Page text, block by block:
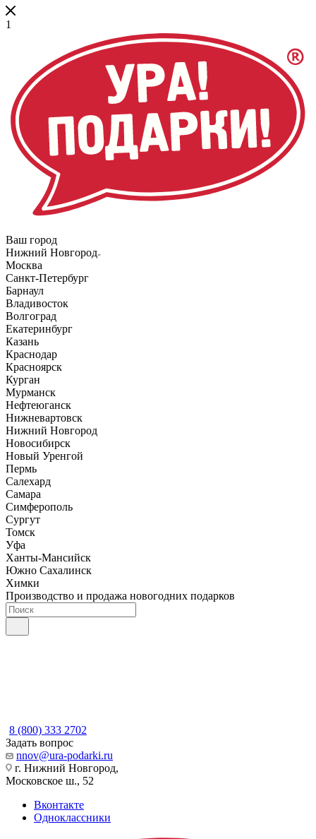
1
Ваш город
Нижний Новгород
Москва
Санкт-Петербург
Барнаул
Владивосток
Волгоград
Екатеринбург
Казань
Краснодар
Красноярск
Курган
Мурманск
Нефтеюганск
Нижневартовск
Нижний Новгород
Новосибирск
Новый Уренгой
Пермь
Салехард
Самара
Симферополь
Сургут
Томск
Уфа
Ханты-Мансийск
Южно Сахалинск
Химки
Производство и продажа новогодних подарков
8 (800) 333 2702
Задать вопрос
nnov@ura-podarki.ru
г. Нижний Новгород,
Московское ш., 52
Вконтакте
Одноклассники